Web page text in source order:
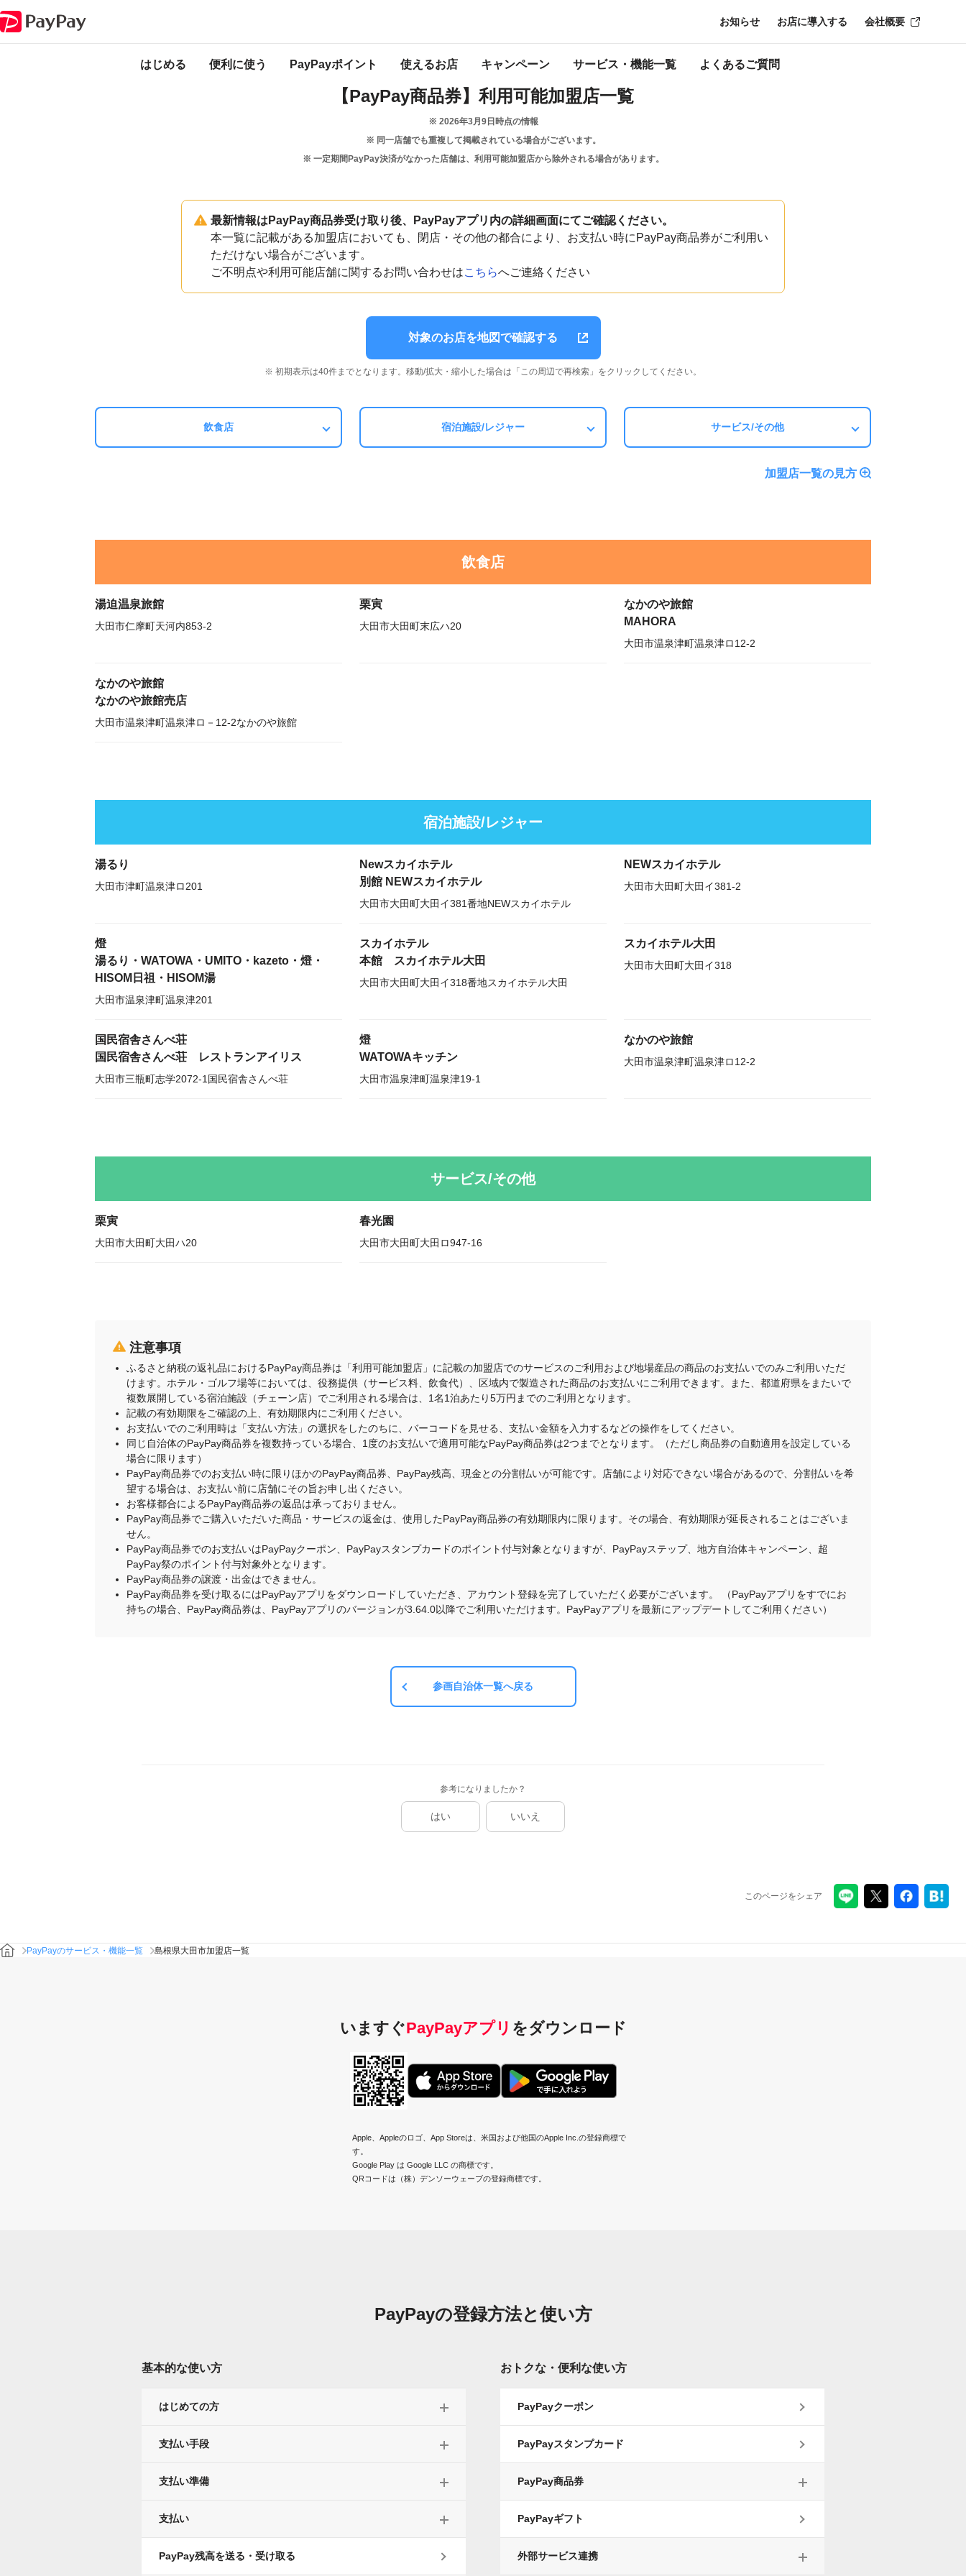
はじめる 便利に使う PayPayポイント 使えるお店 キャンペーン サービス・機能一覧 よくあるご質問
お知らせ お店に導入する 会社概要
島根県 大田市
【PayPay商品券】利用可能加盟店一覧
※ 2026年3月9日 時点の情報
※ 同一店舗でも重複して掲載されている場合がございます。
※ 一定期間PayPay決済がなかった店舗は、利用可能加盟店から除外される場合があります。
最新情報はPayPay商品券受け取り後、PayPayアプリ内の詳細画面にてご確認ください。
本一覧に記載がある加盟店においても、閉店・その他の都合により、お支払い時にPayPay商品券がご利用い
ただけない場合がございます。
ご不明点や利用可能店舗に関するお問い合わせはこちらへご連絡ください
対象のお店を地図で確認する
※ 初期表示は40件までとなります。移動/拡大・縮小した場合は「この周辺で再検索」をクリックしてください。
飲食店 宿泊施設/レジャー サービス/その他
加盟店一覧の見方
飲食店
湯迫温泉旅館
大田市仁摩町天河内853-2
栗寅
大田市大田町末広ハ20
なかのや旅館
MAHORA
大田市温泉津町温泉津ロ12-2
なかのや旅館
なかのや旅館売店
大田市温泉津町温泉津ロ－12-2なかのや旅館
宿泊施設/レジャー
湯るり
大田市津町温泉津ロ201
Newスカイホテル
別館 NEWスカイホテル
大田市大田町大田イ381番地NEWスカイホテル
NEWスカイホテル
大田市大田町大田イ381-2
燈
湯るり・WATOWA・UMITO・kazeto・燈・
HISOM日祖・HISOM湯
大田市温泉津町温泉津201
スカイホテル
本館 スカイホテル大田
大田市大田町大田イ318番地スカイホテル大田
スカイホテル大田
大田市大田町大田イ318
国民宿舎さんべ荘
国民宿舎さんべ荘 レストランアイリス
大田市三瓶町志学2072-1国民宿舎さんべ荘
燈
WATOWAキッチン
大田市温泉津町温泉津19-1
なかのや旅館
大田市温泉津町温泉津ロ12-2
サービス/その他
栗寅
大田市大田町大田ハ20
春光園
大田市大田町大田ロ947-16
注意事項
ふるさと納税の返礼品におけるPayPay商品券は「利用可能加盟店」に記載の加盟店でのサービスのご利用および地場産品の商品のお支払いでのみご利用いただ
けます。ホテル・ゴルフ場等においては、役務提供（サービス料、飲食代）、区域内で製造された商品のお支払いにご利用できます。また、都道府県をまたいで
複数展開している宿泊施設（チェーン店）でご利用される場合は、1名1泊あたり5万円までのご利用となります。
記載の有効期限をご確認の上、有効期限内にご利用ください。
お支払いでのご利用時は「支払い方法」の選択をしたのちに、バーコードを見せる、支払い金額を入力するなどの操作をしてください。
同じ自治体のPayPay商品券を複数持っている場合、1度のお支払いで適用可能なPayPay商品券は2つまでとなります。（ただし商品券の自動適用を設定している
場合に限ります）
PayPay商品券でのお支払い時に限りほかのPayPay商品券、PayPay残高、現金との分割払いが可能です。店舗により対応できない場合があるので、分割払いを希
望する場合は、お支払い前に店舗にその旨お申し出ください。
お客様都合によるPayPay商品券の返品は承っておりません。
PayPay商品券でご購入いただいた商品・サービスの返金は、使用したPayPay商品券の有効期限内に限ります。その場合、有効期限が延長されることはございま
せん。
PayPay商品券でのお支払いはPayPayクーポン、PayPayスタンプカードのポイント付与対象となりますが、PayPayステップ、地方自治体キャンペーン、超
PayPay祭のポイント付与対象外となります。
PayPay商品券の譲渡・出金はできません。
PayPay商品券を受け取るにはPayPayアプリをダウンロードしていただき、アカウント登録を完了していただく必要がございます。 （PayPayアプリをすでにお
持ちの場合、PayPay商品券は、PayPayアプリのバージョンが3.64.0以降でご利用いただけます。PayPayアプリを最新にアップデートしてご利用ください）
参画自治体一覧へ戻る
参考になりましたか？
はい いいえ
このページをシェア
PayPayのサービス・機能一覧 島根県大田市加盟店一覧
いますぐPayPayアプリ をダウンロード
Apple、Appleのロゴ、App Storeは、米国および他国のApple Inc.の登録商標で
す。
Google Play は Google LLC の商標です。
QRコードは（株）デンソーウェーブの登録商標です。
PayPayの登録方法と使い方
基本的な使い方
はじめての方
支払い手段
支払い準備
支払い
PayPay残高を送る・受け取る
おトクな・便利な使い方
PayPayクーポン
PayPayスタンプカード
PayPay商品券
PayPayギフト
外部サービス連携